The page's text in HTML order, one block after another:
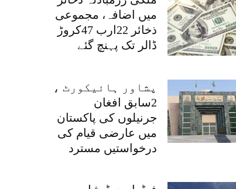
میں اضافہ، مجموعی
ذخائر 22ارب 47کروڑ
ڈالر تک پہنچ گئے
پشاور ہائیکورٹ ،
2سابق افغان
جرنیلوں کی پاکستان
میں عارضی قیام کی
درخواستیں مسترد